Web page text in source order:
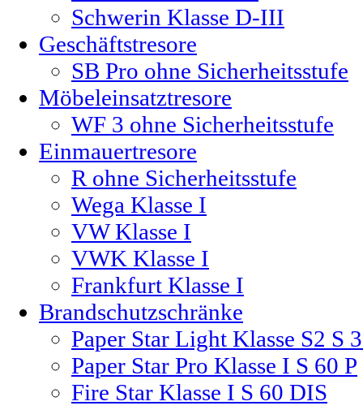
Schwerin Klasse D-III
Geschäftstresore
SB Pro ohne Sicherheitsstufe
Möbeleinsatztresore
WF 3 ohne Sicherheitsstufe
Einmauertresore
R ohne Sicherheitsstufe
Wega Klasse I
VW Klasse I
VWK Klasse I
Frankfurt Klasse I
Brandschutzschränke
Paper Star Light Klasse S2 S
Paper Star Pro Klasse I S 60 P
Fire Star Klasse I S 60 DIS